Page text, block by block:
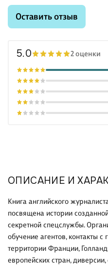
ОПИСАНИЕ И
Книга английского
посвящена истории
секретной спецслужбы.
обучение агентов, контакты
территории Франции,
европейских стран,
Оставить отзыв
5.0 2 оценки